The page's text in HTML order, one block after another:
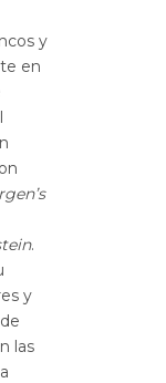
y
en
.
y
las